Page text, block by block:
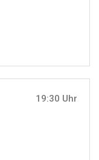
19:30 Uhr